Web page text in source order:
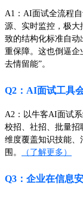
A1：AI面试全流程
源、实时监控，极大
致的结构化标准自动
重保障。这也倒逼企
去情留能”。
Q2：AI面试工具
A2：以牛客AI面试
校招、社招、批量招
维度覆盖知识技能
围。
（了解更多）
Q3：企业在信息